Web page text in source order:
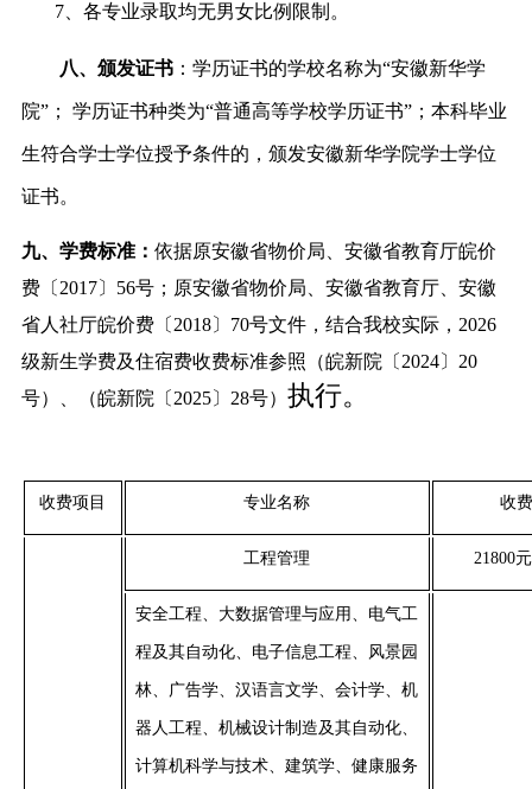
7、各专业录取均无男女比例限制。
八、颁发证书：学历证书的学校名称为“安徽新华学
院”； 学历证书种类为“普通高等学校学历证书”；本科毕业
生符合学士学位授予条件的，颁发安徽新华学院学士学位
证书。
九、学费标准： 依据原安徽省物价局、安徽省教育厅皖价
费〔 2017〕56号；原安徽省物价局、安徽省教育厅、安徽
省人社厅皖价费〔2018〕70号文件，结合我校实际， 2026
级新生学费及住宿费收费标准参照（皖新院〔 2024〕20
号）
、（皖新院〔 2025〕28号） 执行。
收费项目 专业名称 收
工程管理 21800
安全工程、大数据管理与应用、电气工
程及其自动化、电子信息工程、风景园
林、广告学、汉语言文学、会计学、机
器人工程、机械设计制造及其自动化、
计算机科学与技术、建筑学、健康服务